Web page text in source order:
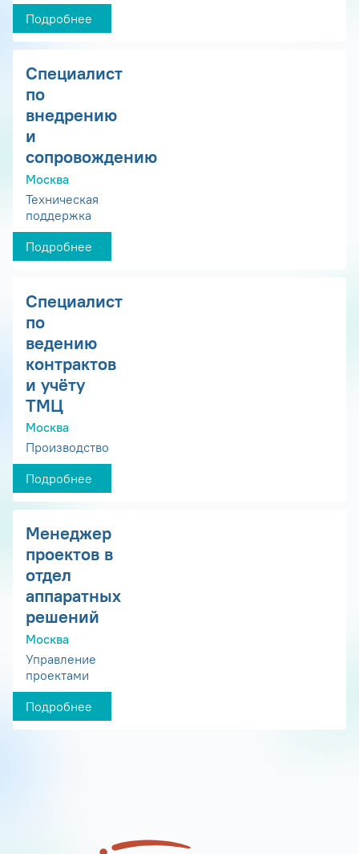
Подробнее
Специалист
по
внедрению
и
сопровождению
Москва
Техническая
поддержка
Подробнее
Специалист
по
ведению
контрактов
и учёту
ТМЦ
Москва
Производство
Подробнее
Менеджер
проектов в
отдел
аппаратных
решений
Москва
Управление
проектами
Подробнее